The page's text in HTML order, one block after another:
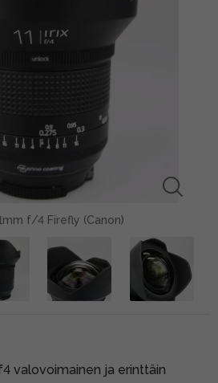
f/4 Firefly (Canon)
valovoimainen ja erinttäin